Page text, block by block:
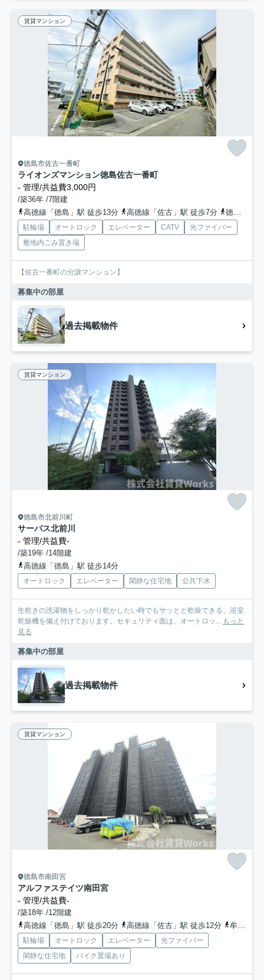
賃貸マンション
徳島市佐古一番町
ライオンズマンション徳島佐古一番町
- 管理/共益費3,000円
/築36年 /7階建
高徳線「徳島」駅 徒歩13分
高徳線「佐古」駅 徒歩7分 徳島線「蔵本」駅 徒歩30分
駐輪場 オートロック エレベーター CATV
光ファイバー
敷地内ごみ置き場
【佐古一番町の分譲マンション】
募集中の部屋
過去掲載物件
賃貸マンション
徳島市北前川町
サーパス北前川
- 管理/共益費-
/築19年 /14階建
高徳線「徳島」駅 徒歩14分
オートロック エレベーター 閑静な住宅地 公共下水
生乾きの洗濯物をしっかり乾かしたい時でもサッとと乾燥できる、浴室
乾燥機を備え付けております。セキュリティ面は、オートロッ...
もっと
見る
募集中の部屋
過去掲載物件
賃貸マンション
徳島市南田宮
アルファステイツ南田宮
- 管理/共益費-
/築18年 /12階建
高徳線「徳島」駅 徒歩20分
高徳線「佐古」駅 徒歩12分 牟岐線「阿波富田」駅 徒歩39分
駐輪場 オートロック エレベーター
光ファイバー
閑静な住宅地
バイク置場あり